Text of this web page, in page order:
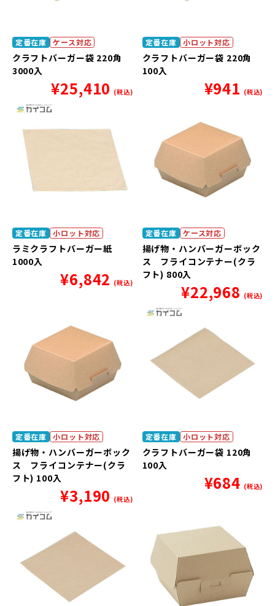
定番在庫 ケース対応
クラフトバーガー袋 220角
3000入
¥25,410 (税込)
定番在庫 小ロット対応
クラフトバーガー袋 220角
100入
¥941 (税込)
定番在庫 小ロット対応
ラミクラフトバーガー紙
1000入
¥6,842 (税込)
定番在庫 ケース対応
揚げ物・ハンバーガーボック
ス フライコンテナー(クラ
フト) 800入
¥22,968 (税込)
定番在庫 小ロット対応
揚げ物・ハンバーガーボック
ス フライコンテナー(クラ
フト) 100入
¥3,190 (税込)
定番在庫 小ロット対応
クラフトバーガー袋 120角
100入
¥684 (税込)